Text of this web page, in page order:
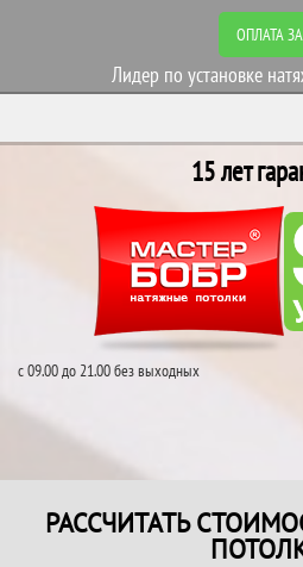
ОПЛАТА
Лидер по установке
15 лет
с 09.00 до 21.00 без выходных
РАССЧИТАТЬ